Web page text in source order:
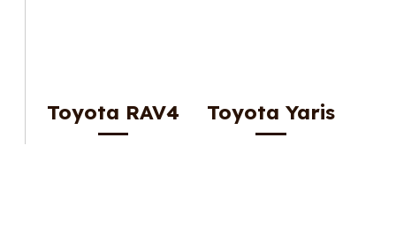
Toyota RAV4 Toyota Yaris